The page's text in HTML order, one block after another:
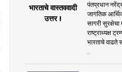
भारताचे वास्तववादी
उत्तर !
पंतप्रधान
जागतिक
सागरी
राष्ट्राध्यक्ष
भारताचे वाढते